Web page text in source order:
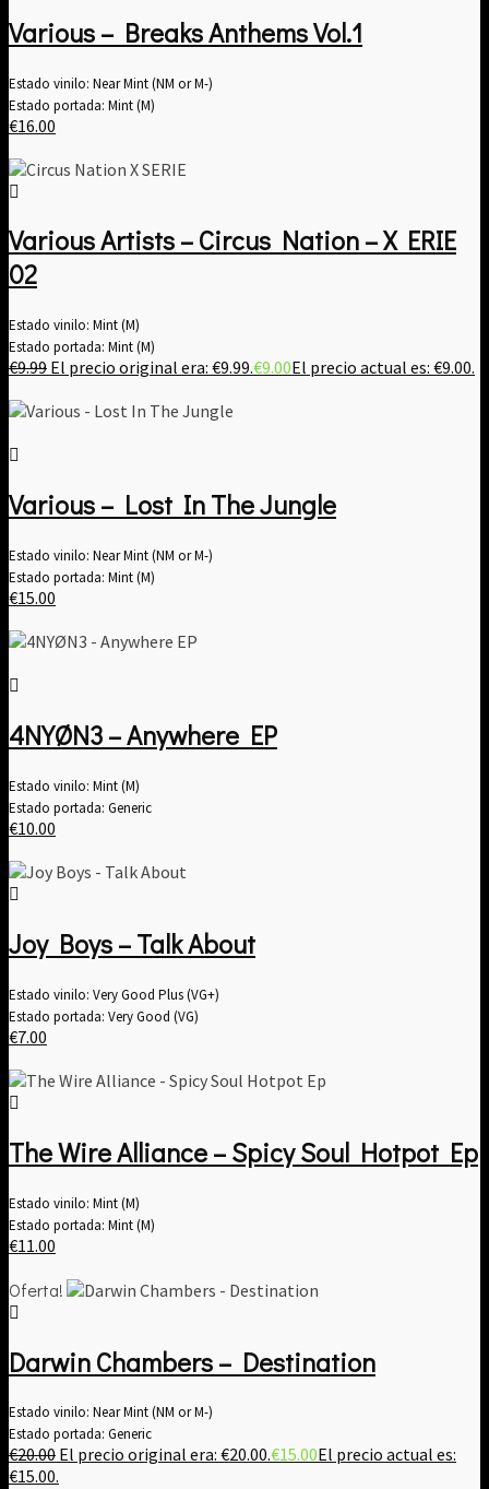
Various – Breaks Anthems Vol​.​1
Estado vinilo: Near Mint (NM or M-)
Estado portada: Mint (M)
€16.00
Various Artists – Circus Nation – X ERIE
02
Estado vinilo: Mint (M)
Estado portada: Mint (M)
€9.99 El precio original era: €9.99.€9.00El precio actual es: €9.00.
Various – Lost In The Jungle
Estado vinilo: Near Mint (NM or M-)
Estado portada: Mint (M)
€15.00
4NYØN3 – Anywhere EP
Estado vinilo: Mint (M)
Estado portada: Generic
€10.00
Joy Boys – Talk About
Estado vinilo: Very Good Plus (VG+)
Estado portada: Very Good (VG)
€7.00
The Wire Alliance – Spicy Soul Hotpot Ep
Estado vinilo: Mint (M)
Estado portada: Mint (M)
€11.00
Oferta!
Darwin Chambers – Destination
Estado vinilo: Near Mint (NM or M-)
Estado portada: Generic
€20.00 El precio original era: €20.00.€15.00El precio actual es:
€15.00.